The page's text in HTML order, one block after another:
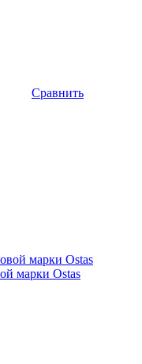
Сравнить
марки Ostas